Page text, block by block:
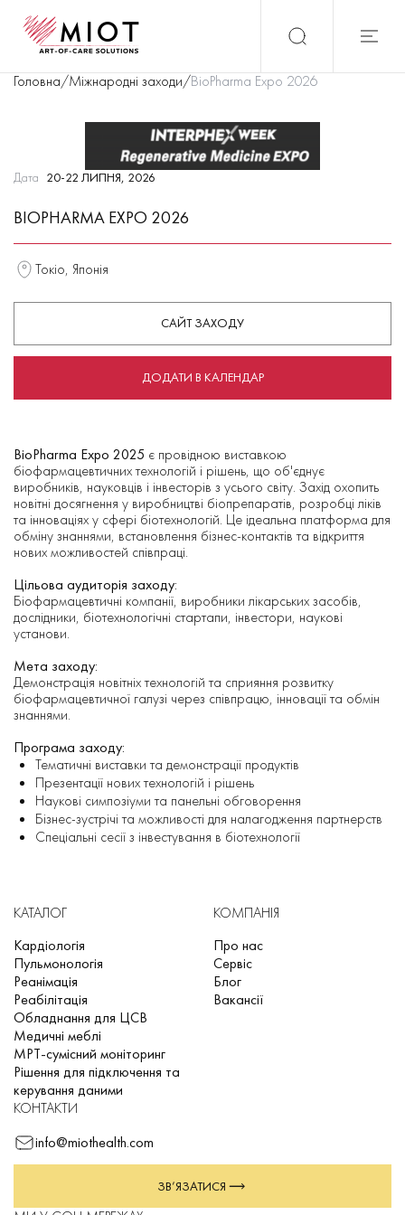
Головна/Міжнародні заходи/BioPharma Expo 2026
Дата 20-22 ЛИПНЯ, 2026
BIOPHARMA EXPO 2026
Токіо, Японія
САЙТ ЗАХОДУ
ДОДАТИ В КАЛЕНДАР
BioPharma Expo 2025 є провідною виставкою
біофармацевтичних технологій і рішень, що об'єднує
виробників, науковців і інвесторів з усього світу. Захід охопить
новітні досягнення у виробництві біопрепаратів, розробці ліків
та інноваціях у сфері біотехнологій. Це ідеальна платформа для
обміну знаннями, встановлення бізнес-контактів та відкриття
нових можливостей співпраці.
Цільова аудиторія заходу:
Біофармацевтичні компанії, виробники лікарських засобів,
дослідники, біотехнологічні стартапи, інвестори, наукові
установи.
Мета заходу:
Демонстрація новітніх технологій та сприяння розвитку
біофармацевтичної галузі через співпрацю, інновації та обмін
знаннями.
Програма заходу:
Тематичні виставки та демонстрації продуктів
Презентації нових технологій і рішень
Наукові симпозіуми та панельні обговорення
Бізнес-зустрічі та можливості для налагодження партнерств
Спеціальні сесії з інвестування в біотехнології
КАТАЛОГ
Кардіологія
Пульмонологія
Реанімація
Реабілітація
Обладнання для ЦСВ
Медичні меблі
МРТ-сумісний моніторинг
Рішення для підключення та
керування даними
КОМПАНІЯ
Про нас
Сервіс
Блог
Вакансії
КОНТАКТИ
info@miothealth.com
ЗВ’ЯЗАТИСЯ